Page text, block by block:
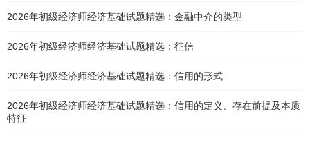
2026年初级经济师经济基础试题精选：金融中介的类型
2026年初级经济师经济基础试题精选：征信
2026年初级经济师经济基础试题精选：信用的形式
2026年初级经济师经济基础试题精选：信用的定义、存在前提及本质
特征